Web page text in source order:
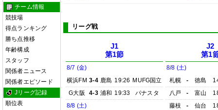
チーム情報
競技場
得点ランキング
勝ち点推移
年齢構成
スタッフ
関係者ニュース
関係者エピソード
Jリーグ記録
順位表
リーグ戦
J1
第1節
8/7 (金)
横浜FM 3-4 鹿島 19:26 MUFG国立
G大阪
4-3 浦和 19:33
パナスタ
8/8 (土)
J2
第1
8/8 (土)
札幌
- 徳島
八戸
- 富山
藤枝
- 仙台